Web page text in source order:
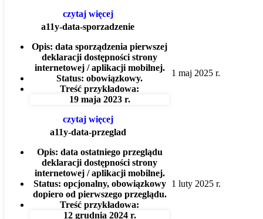
czytaj więcej
a11y-data-sporzadzenie
Opis: data sporządzenia pierwszej
deklaracji dostępności strony
internetowej / aplikacji mobilnej.
Status: obowiązkowy.
Treść przykładowa:
19 maja 2023 r.
czytaj więcej
1 maj 2025 r.
a11y-data-przeglad
Opis: data ostatniego przeglądu
deklaracji dostępności strony
internetowej / aplikacji mobilnej.
Status: opcjonalny, obowiązkowy
dopiero od pierwszego przeglądu.
Treść przykładowa:
12 grudnia 2024 r.
1 luty 2025 r.